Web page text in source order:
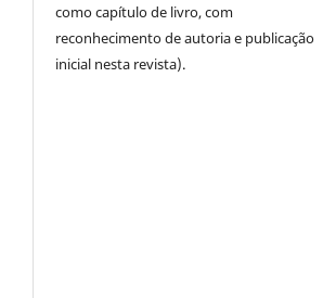
como capítulo de livro, com
reconhecimento de autoria e publicação
inicial nesta revista).